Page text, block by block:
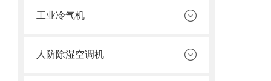
工业冷气机
人防除湿空调机